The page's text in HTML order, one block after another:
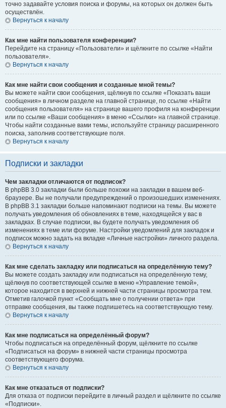
точно задавайте условия поиска и форумы, на которых он должен быть
осуществлён.
Вернуться к началу
Как мне найти пользователя конференции?
Перейдите на страницу «Пользователи» и щёлкните по ссылке «Найти
пользователя».
Вернуться к началу
Как мне найти свои сообщения и созданные мной темы?
Вы можете найти свои сообщения, щёлкнув по ссылке «Показать ваши
сообщения» в личном разделе на главной странице, по ссылке «Найти
сообщения пользователя» на странице вашего профиля на конференции
или по ссылке «Ваши сообщения» в меню «Ссылки» на главной странице.
Чтобы найти созданные вами темы, используйте страницу расширенного
поиска, заполнив соответствующие поля.
Вернуться к началу
Подписки и закладки
Чем закладки отличаются от подписок?
В phpBB 3.0 закладки были больше похожи на закладки в вашем веб-
браузере. Вы не получали предупреждений о произошедших изменениях.
В phpBB 3.1 закладки больше напоминают подписки на темы. Вы можете
получать уведомления об обновлениях в теме, находящейся у вас в
закладках. В случае подписки, вы будете получать уведомления об
изменениях в теме или форуме. Настройки уведомлений для закладок и
подписок можно задать на вкладке «Личные настройки» личного раздела.
Вернуться к началу
Как мне сделать закладку или подписаться на определённую тему?
Вы можете создать закладку или подписаться на определённую тему,
щёлкнув по соответствующей ссылке в меню «Управление темой»,
которое находится в верхней и нижней части страницы просмотра тем.
Отметив галочкой пункт «Сообщать мне о получении ответа» при
отправке сообщения, вы также подпишетесь на соответствующую тему.
Вернуться к началу
Как мне подписаться на определённый форум?
Чтобы подписаться на определённый форум, щёлкните по ссылке
«Подписаться на форум» в нижней части страницы просмотра
соответствующего форума.
Вернуться к началу
Как мне отказаться от подписки?
Для отказа от подписки перейдите в личный раздел и щёлкните по ссылке
«Подписки».